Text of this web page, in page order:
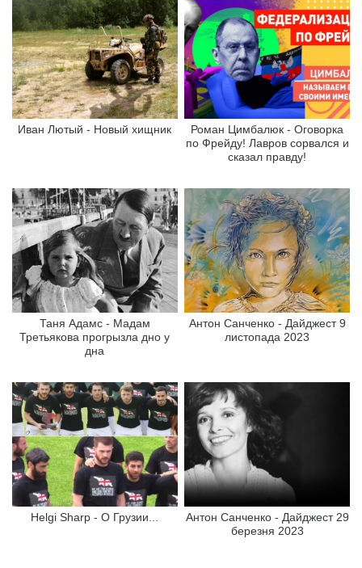
Иван Лютый - Новый хищник
Роман Цимбалюк - Оговорка
по Фрейду! Лавров сорвался и
сказал правду!
Таня Адамс - Мадам
Третьякова прогрызла дно у
дна
Антон Санченко - Дайджест 9
листопада 2023
Helgi Sharp - О Грузии...
Антон Санченко - Дайджест 29
березня 2023